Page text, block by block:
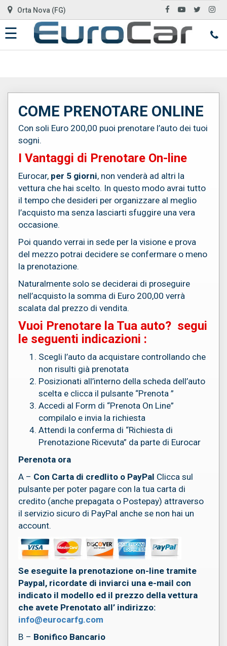
Orta Nova (FG)
☰
HOME
CHI
SIAMO
DOVE
SIAMO
AUTO
VENDUTE
RECENSIONI
COME PRENOTARE ONLINE
Con soli Euro 200,00 puoi prenotare l’auto dei tuoi
sogni.
I Vantaggi di Prenotare On-line
Eurocar, per 5 giorni, non venderà ad altri la
vettura che hai scelto. In questo modo avrai tutto
il tempo che desideri per organizzare al meglio
l’acquisto ma senza lasciarti sfuggire una vera
occasione.
Poi quando verrai in sede per la visione e prova
del mezzo potrai decidere se confermare o meno
la prenotazione.
Naturalmente solo se deciderai di proseguire
nell’acquisto la somma di Euro 200,00 verrà
scalata dal prezzo di vendita.
Vuoi Prenotare la Tua auto? segui
le seguenti indicazioni :
Scegli l’auto da acquistare controllando che
non risulti già prenotata
Posizionati all’interno della scheda dell’auto
scelta e clicca il pulsante “Prenota ”
Accedi al Form di “Prenota On Line”
compilalo e invia la richiesta
Attendi la conferma di “Richiesta di
Prenotazione Ricevuta” da parte di Eurocar
Perenota ora
A – Con Carta di credlito o PayPal Clicca sul
pulsante per poter pagare con la tua carta di
credito (anche prepagata o Postepay) attraverso
il servizio sicuro di PayPal anche se non hai un
account.
Se eseguite la prenotazione on-line tramite
Paypal, ricordate di inviarci una e-mail con
indicato il modello ed il prezzo della vettura
che avete Prenotato all’ indirizzo:
info@eurocarfg.com
B – Bonifico Bancario